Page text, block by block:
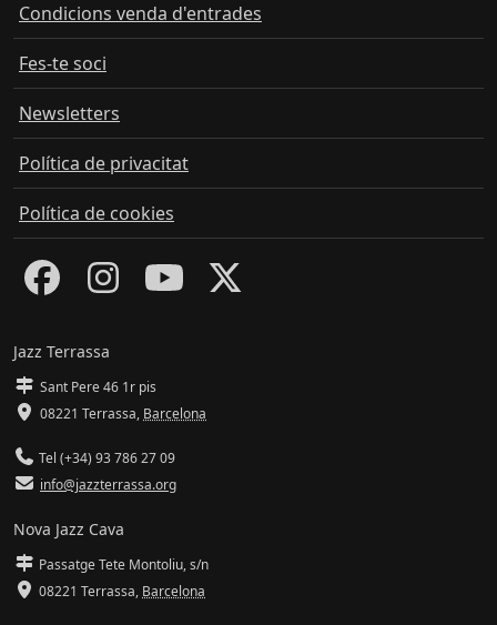
Condicions venda d'entrades
Fes-te soci
Newsletters
Política de privacitat
Política de cookies
Jazz Terrassa
Sant Pere 46 1r pis
08221 Terrassa, Barcelona
Tel (+34) 93 786 27 09
info@jazzterrassa.org
Nova Jazz Cava
Passatge Tete Montoliu, s/n
08221 Terrassa, Barcelona